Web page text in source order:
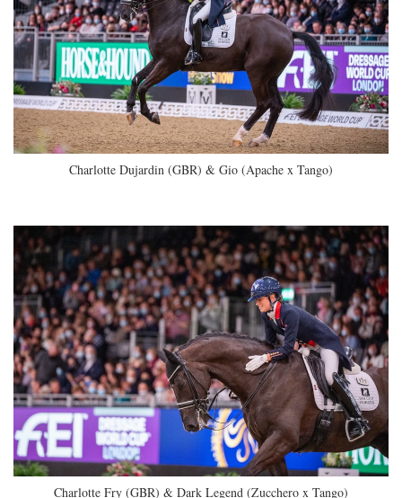
Charlotte Dujardin (GBR) & Gio (Apache x Tango)
Charlotte Fry (GBR) & Dark Legend (Zucchero x Tango)